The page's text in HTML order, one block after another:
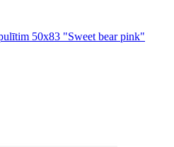
50x83 "Sweet bear pink"